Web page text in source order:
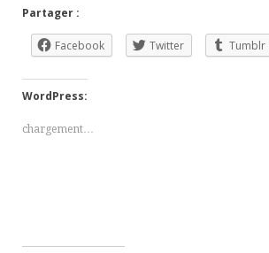
Partager :
Facebook Twitter Tumblr
WordPress:
chargement…